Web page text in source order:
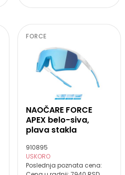
FORCE
NAOČARE FORCE
APEX belo-siva,
plava stakla
910895
USKORO
Poslednja poznata cena: